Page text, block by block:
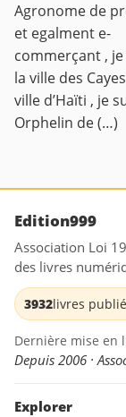
Agronome de
et egalment e-
commerçant ,
la ville des
ville d’Haïti , je
Orphelin de (…)
Edition999
Association Loi
des livres
3932livres
Dernière mise en
Depuis 2006 ·
Explorer